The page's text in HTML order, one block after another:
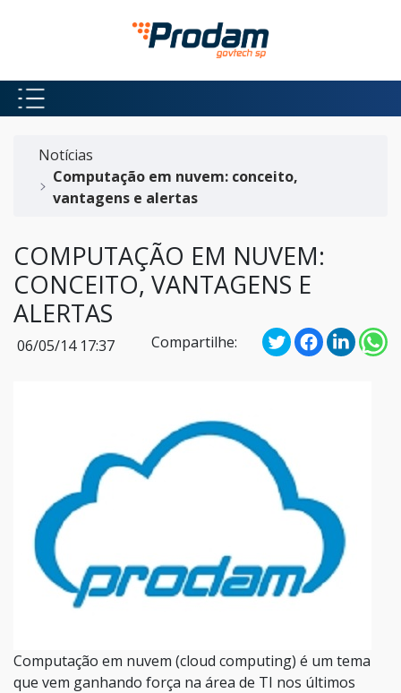
Pular para o Conteúdo principal
Notícias
Computação em nuvem: conceito,
vantagens e alertas
COMPUTAÇÃO EM NUVEM:
CONCEITO, VANTAGENS E
ALERTAS
06/05/14 17:37 Compartilhe:
Computação em nuvem (cloud computing) é um tema
que vem ganhando força na área de TI nos últimos